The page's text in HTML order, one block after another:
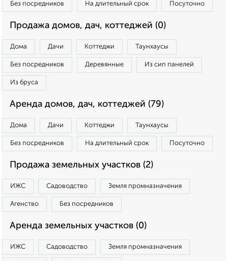
Без посредников На длительный срок Посуточно
Продажа домов, дач, коттеджей (0)
Дома Дачи Коттеджи Таунхаусы
Без посредников Деревянные Из сип панелей
Из бруса
Аренда домов, дач, коттеджей (79)
Дома Дачи Коттеджи Таунхаусы
Без посредников На длительный срок Посуточно
Продажа земельных участков (2)
ИЖС Садоводство Земля промназначения
Агенство Без посредников
Аренда земельных участков (0)
ИЖС Садоводство Земля промназначения